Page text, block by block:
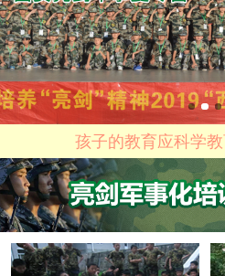
孩子的教育应科学